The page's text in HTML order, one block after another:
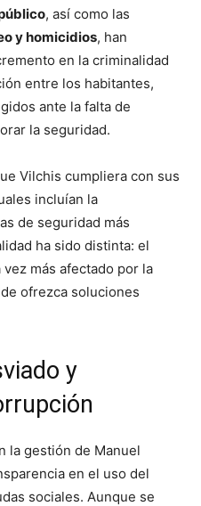
, así como las
y homicidios, han
en la criminalidad
entre los habitantes,
ante la falta de
la seguridad.
Vilchis cumpliera con sus
incluían la
de seguridad más
ha sido distinta: el
más afectado por la
ofrezca soluciones
y
la gestión de Manuel
en el uso del
sociales. Aunque se